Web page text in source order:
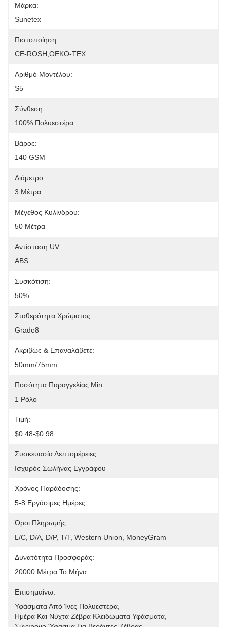
Μάρκα:
Sunetex
Πιστοποίηση:
CE-ROSH;OEKO-TEX
Αριθμό Μοντέλου:
S5
Σύνθεση:
100% Πολυεστέρα
Βάρος:
140 GSM
Διάμετρο:
3 Μέτρα
Μέγεθος Κυλίνδρου:
50 Μέτρα
Αντίσταση UV:
ABS
Συσκότιση:
50%
Σταθερότητα Χρώματος:
Grade8
Ακριβώς & Επαναλάβετε:
50mm/75mm
Ποσότητα Παραγγελίας Min:
1 Ρόλο
Τιμή:
$0.48-$0.98
Συσκευασία Λεπτομέρειες:
Ισχυρός Σωλήνας Εγγράφου
Χρόνος Παράδοσης:
5-8 Εργάσιμες Ημέρες
Όροι Πληρωμής:
L/C, D/A, D/P, T/T, Western Union, MoneyGram
Δυνατότητα Προσφοράς:
20000 Μέτρα Το Μήνα
Επισημαίνω:
Υφάσματα Από Ίνες Πολυεστέρα
Ημέρα Και Νύχτα Ζέβρα Κλειδώματα Υφάσματα